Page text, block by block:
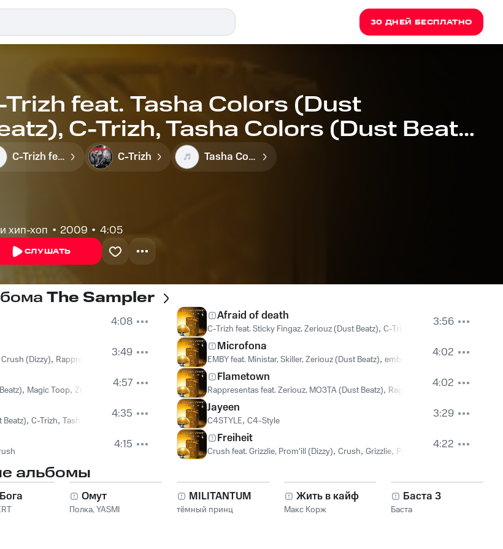
30 ДНЕЙ БЕСПЛАТНО
Trizh feat. Tasha Colors (Dust
C-Trizh, Tasha Colors (Dust Beatz)
und Clyde
C-Trizh feat. Tasha Colors (Dust Beatz) C-Trizh Tasha Colors (Dust Beatz)
хип-хоп 2009 4:05
СЛУШАТЬ
The Sampler
4:08
(Dizzy), Rappresentas Crush (Dizzy),BALU
3:49
, Magic Toop, Zeriouz (Dust Beatz)
4:57
Beatz), C-Trizh, Tasha Colors (Dust Beatz)
4:35
4:15
Afraid of death
C-Trizh feat. Sticky Fingaz, Zeriouz (Dust Beatz), C-Trizh
3:56
Microfona
EMBY feat. Ministar, Skiller, Zeriouz (Dust Beatz), emby ,
4:02
Flametown
Rappresentas feat. Zeriouz, MO3TA (Dust Beatz), Rappresentas ,
4:02
Jayeen
C4STYLE, C4-Style
3:29
Freiheit
Crush feat. Grizzlie, Prom'ill (Dizzy), Crush, Grizzlie, Prom'ill (Dizzy)
4:22
альбомы
Омут
Полка,YASMI
MILITANTUM
тёмный принц
Жить в кайф
Макс Корж
Баста 3
Баста